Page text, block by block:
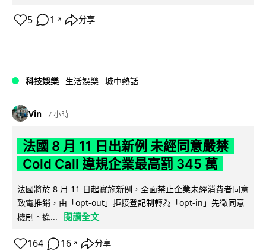
5 1 ↗ 分享
科技娛樂 生活娛樂 城中熱話
Vin 7 小時
法國 8 月 11 日出新例 未經同意嚴禁
Cold Call 違規企業最高罰 345 萬
法國將於 8 月 11 日起實施新例，全面禁止企業未經消費者同意
致電推銷，由「opt-out」拒接登記制轉為「opt-in」先徵同意
機制。違...
閱讀全文
164 16 ↗ 分享